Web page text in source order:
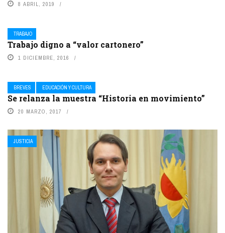
8 ABRIL, 2019
TRABAJO
Trabajo digno a “valor cartonero”
1 DICIEMBRE, 2016
BREVES EDUCACIÓN Y CULTURA
Se relanza la muestra “Historia en movimiento”
20 MARZO, 2017
JUSTICIA